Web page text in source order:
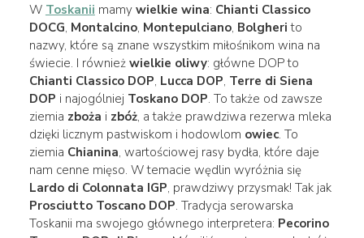
W Toskanii mamy wielkie wina: Chianti Classico
DOCG, Montalcino, Montepulciano, Bolgheri to
nazwy, które są znane wszystkim miłośnikom wina na
świecie. I również wielkie oliwy: główne DOP to
Chianti Classico DOP, Lucca DOP, Terre di Siena
DOP i najogólniej Toskano DOP. To także od zawsze
ziemia zboża i zbóż, a także prawdziwa rezerwa mleka
dzięki licznym pastwiskom i hodowlom owiec. To
ziemia Chianina, wartościowej rasy bydła, które daje
nam cenne mięso. W temacie wędlin wyróżnia się
Lardo di Colonnata IGP, prawdziwy przysmak! Tak jak
Prosciutto Toscano DOP. Tradycja serowarska
Toskanii ma swojego głównego interpretera: Pecorino